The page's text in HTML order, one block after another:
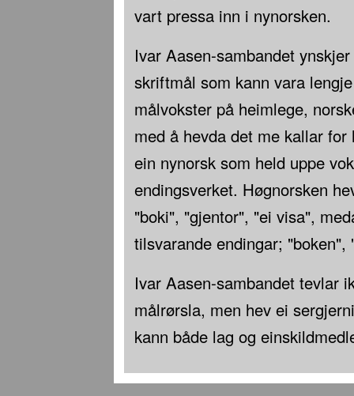
vart pressa inn i nynorsken.
Ivar Aasen-sambandet
skriftmål som kann vara
målvokster på heimlege,
med å hevda det me kallar
ein nynorsk som held uppe
endingsverket. Høgnorsken
"boki", "gjentor", "ei visa",
tilsvarande endingar; "boken",
Ivar Aasen-sambandet tevlar
målrørsla, men hev ei
kann både lag og